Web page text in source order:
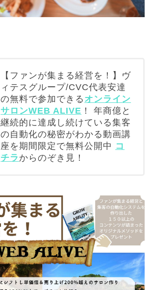
【ファンが集まる経営を！】ヴ
ィテスグループ/CVC代表安達
の無料で参加できる オンライン
サロンWEB ALIVE ！ 年商億と
継続的に達成し続けている集客
の自動化の秘密がわかる動画講
座を期間限定で無料公開中 コ
チラ からのぞき見！